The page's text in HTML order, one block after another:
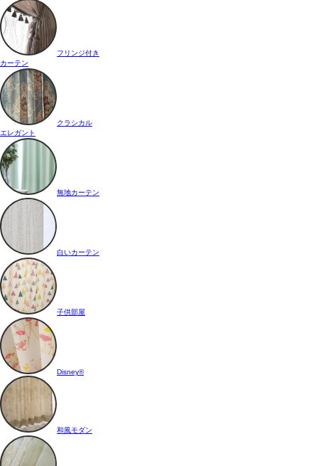
フリンジ付き
カーテン
クラシカル
エレガント
無地カーテン
白いカーテン
子供部屋
Disney®
和風モダン